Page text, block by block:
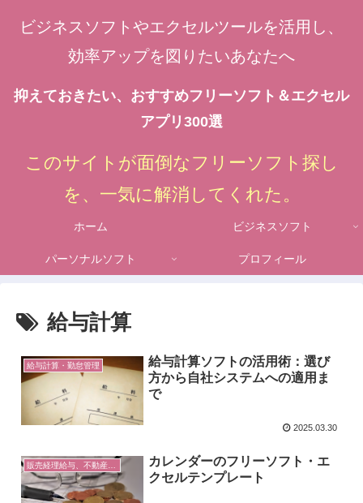
ビジネスソフトやエクセルツールを活用し、
効率アップを図りたいあなたへ
抑えておきたい、おすすめフリーソフト＆エクセル
アプリ300選
このサイトが面倒なフリーソフト探し
を、一気に解消してくれた。
ホーム ビジネスソフト
パーソナルソフト プロフィール
給与計算
給与計算・勤怠管理
給与計算ソフトの活用術：選び
方から自社システムへの適用ま
で
2025.03.30
カレンダーのフリーソフト・エ
クセルテンプレート